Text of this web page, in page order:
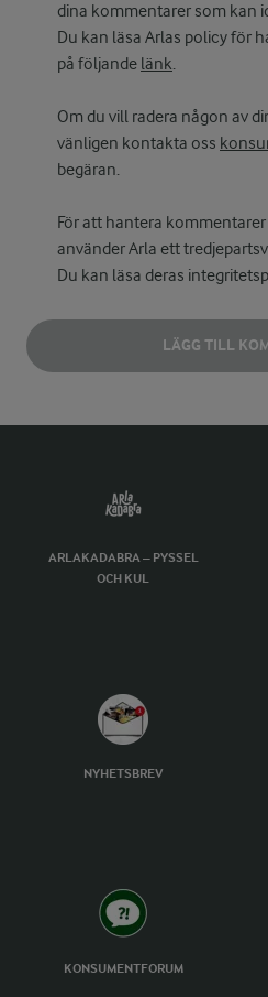
dina kommentarer som kan
Du kan läsa Arlas policy för
på följande länk.
Om du vill radera någon av
vänligen kontakta oss
begäran.
För att hantera
använder Arla ett
Du kan läsa deras
LÄGG TILL
ARLAKADABRA – PYSSEL
OCH KUL
NYHETSBREV
KONSUMENTFORUM